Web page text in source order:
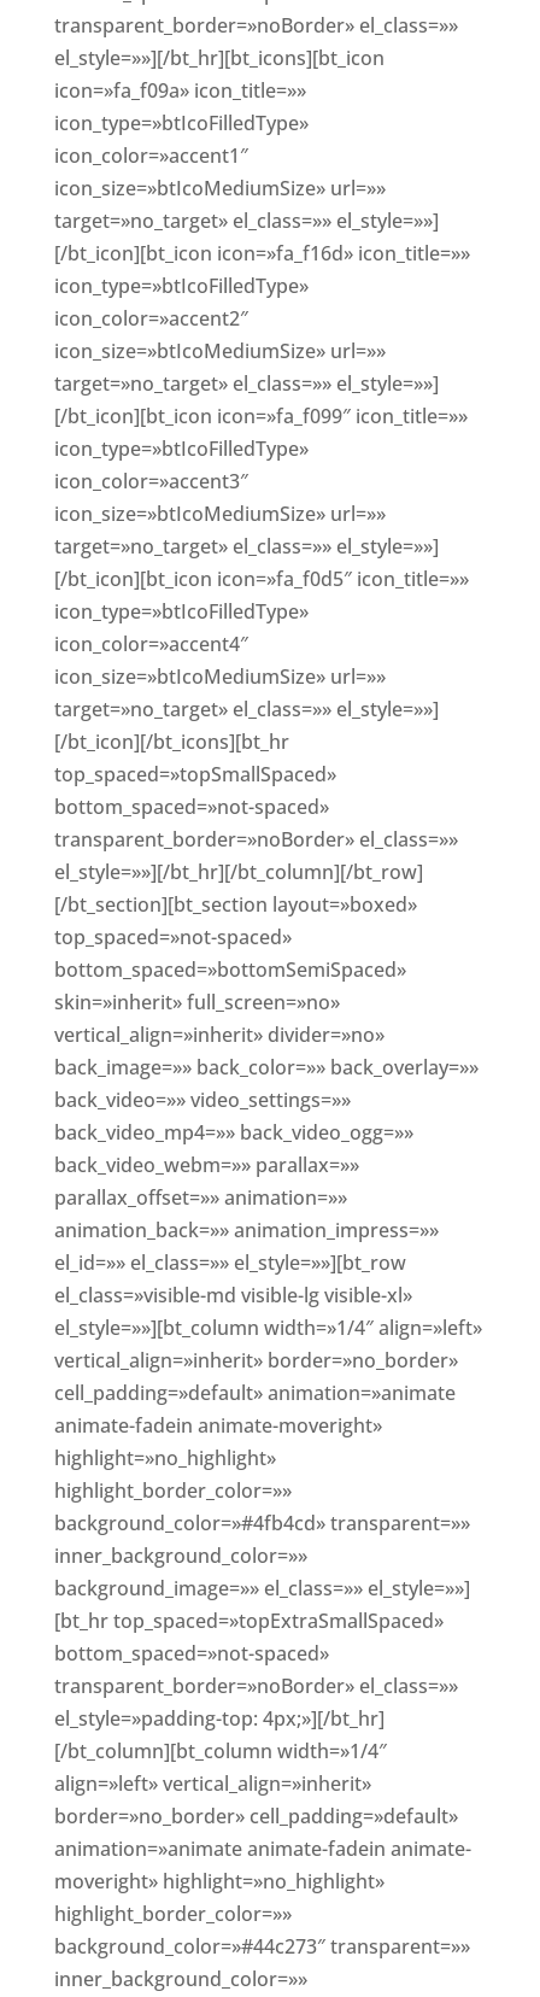
transparent_border=»noBorder» el_class=»»
el_style=»»][/bt_hr][bt_icons][bt_icon
icon=»fa_f09a» icon_title=»»
icon_type=»btIcoFilledType»
icon_color=»accent1″
icon_size=»btIcoMediumSize» url=»»
target=»no_target» el_class=»» el_style=»»]
[/bt_icon][bt_icon icon=»fa_f16d» icon_title=»»
icon_type=»btIcoFilledType»
icon_color=»accent2″
icon_size=»btIcoMediumSize» url=»»
target=»no_target» el_class=»» el_style=»»]
[/bt_icon][bt_icon icon=»fa_f099″ icon_title=»»
icon_type=»btIcoFilledType»
icon_color=»accent3″
icon_size=»btIcoMediumSize» url=»»
target=»no_target» el_class=»» el_style=»»]
[/bt_icon][bt_icon icon=»fa_f0d5″ icon_title=»»
icon_type=»btIcoFilledType»
icon_color=»accent4″
icon_size=»btIcoMediumSize» url=»»
target=»no_target» el_class=»» el_style=»»]
[/bt_icon][/bt_icons][bt_hr
top_spaced=»topSmallSpaced»
bottom_spaced=»not-spaced»
transparent_border=»noBorder» el_class=»»
el_style=»»][/bt_hr][/bt_column][/bt_row]
[/bt_section][bt_section layout=»boxed»
top_spaced=»not-spaced»
bottom_spaced=»bottomSemiSpaced»
skin=»inherit» full_screen=»no»
vertical_align=»inherit» divider=»no»
back_image=»» back_color=»» back_overlay=»»
back_video=»» video_settings=»»
back_video_mp4=»» back_video_ogg=»»
back_video_webm=»» parallax=»»
parallax_offset=»» animation=»»
animation_back=»» animation_impress=»»
el_id=»» el_class=»» el_style=»»][bt_row
el_class=»visible-md visible-lg visible-xl»
el_style=»»][bt_column width=»1/4″ align=»left»
vertical_align=»inherit» border=»no_border»
cell_padding=»default» animation=»animate
animate-fadein animate-moveright»
highlight=»no_highlight»
highlight_border_color=»»
background_color=»#4fb4cd» transparent=»»
inner_background_color=»»
background_image=»» el_class=»» el_style=»»]
[bt_hr top_spaced=»topExtraSmallSpaced»
bottom_spaced=»not-spaced»
transparent_border=»noBorder» el_class=»»
el_style=»padding-top: 4px;»][/bt_hr]
[/bt_column][bt_column width=»1/4″
align=»left» vertical_align=»inherit»
border=»no_border» cell_padding=»default»
animation=»animate animate-fadein animate-
moveright» highlight=»no_highlight»
highlight_border_color=»»
background_color=»#44c273″ transparent=»»
inner_background_color=»»